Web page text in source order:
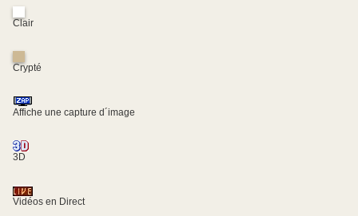
Clair
Crypté
Affiche une capture d´image
3D
Vidéos en Direct